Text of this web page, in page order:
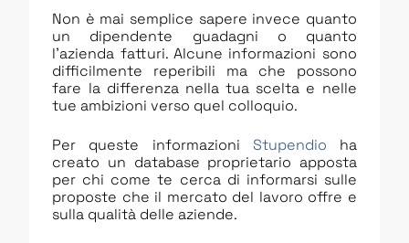
Non è mai semplice sapere invece quanto
un dipendente guadagni o quanto
l’azienda fatturi. Alcune informazioni sono
difficilmente reperibili ma che possono
fare la differenza nella tua scelta e nelle
tue ambizioni verso quel colloquio.
Per queste informazioni Stupendio ha
creato un database proprietario apposta
per chi come te cerca di informarsi sulle
proposte che il mercato del lavoro offre e
sulla qualità delle aziende.